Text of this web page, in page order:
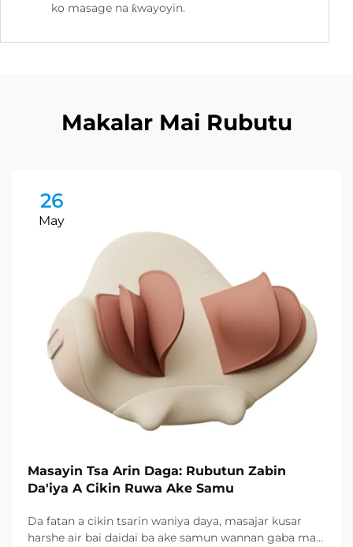
ko masage na ƙwayoyin.
Makalar Mai Rubutu
26
May
Masayin Tsa Arin Daga: Rubutun Zabin
Da'iya A Cikin Ruwa Ake Samu
Da fatan a cikin tsarin waniya daya, masajar kusar
harshe air bai daidai ba ake samun wannan gaba mai